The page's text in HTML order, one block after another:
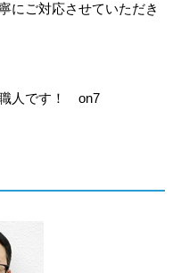
にご対応させていただき
人です！ on7